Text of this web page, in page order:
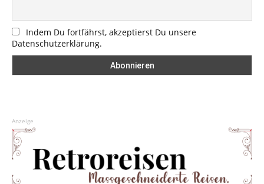
Indem Du fortfährst, akzeptierst Du unsere
Datenschutzerklärung.
Anzeige